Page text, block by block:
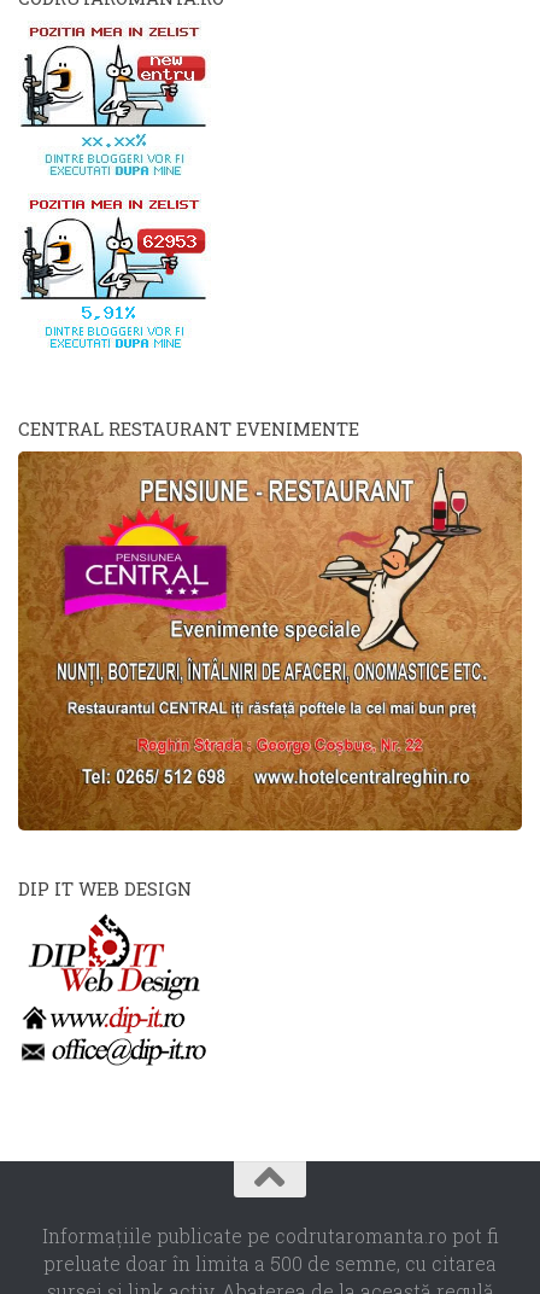
CENTRAL RESTAURANT EVENIMENTE
DIP IT WEB DESIGN
Informaţiile publicate pe codrutaromanta.ro pot fi
preluate doar în limita a 500 de semne, cu citarea